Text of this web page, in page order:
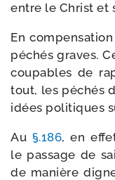
entre le Christ et
En
péchés graves.
cou­pables de
tout, les péchés
idées poli­tiques
Au §.186, en
le pas­sage de
de manière